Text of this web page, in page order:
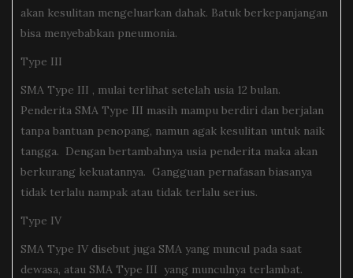
akan kesulitan mengeluarkan dahak. Batuk berkepanjangan
bisa menyebabkan pneumonia.
Type III
SMA Type III , mulai terlihat setelah usia 12 bulan.
Penderita SMA Type III masih mampu berdiri dan berjalan
tanpa bantuan penopang, namun agak kesulitan untuk naik
tangga. Dengan bertambahnya usia penderita maka akan
berkurang kekuatannya. Gangguan pernafasan biasanya
tidak terlalu nampak atau tidak terlalu serius.
Type IV
SMA Type IV disebut juga SMA yang muncul pada saat
dewasa, atau SMA Type III yang munculnya terlambat.